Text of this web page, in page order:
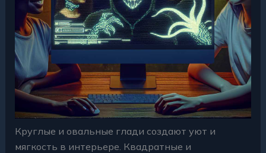
Круглые и овальные глади создают уют и
мягкость в интерьере. Квадратные и